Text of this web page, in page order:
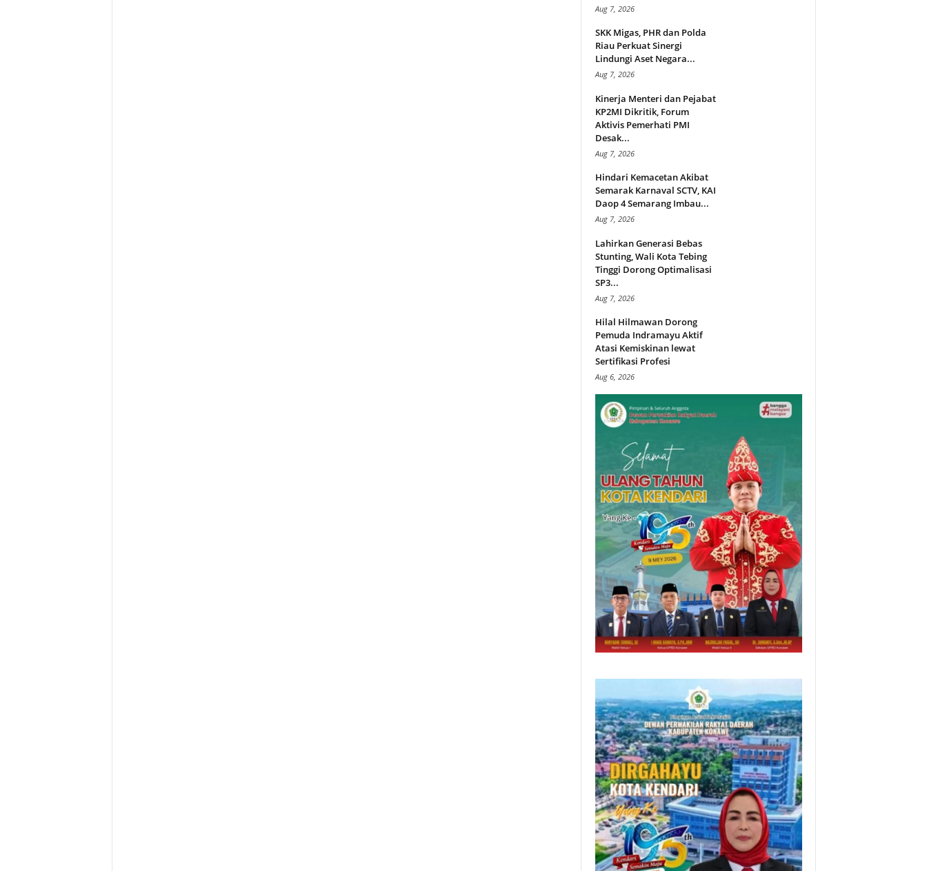
Aug 7, 2026
SKK Migas, PHR dan Polda
Riau Perkuat Sinergi
Lindungi Aset Negara...
Aug 7, 2026
Kinerja Menteri dan Pejabat
KP2MI Dikritik, Forum
Aktivis Pemerhati PMI
Desak...
Aug 7, 2026
Hindari Kemacetan Akibat
Semarak Karnaval SCTV, KAI
Daop 4 Semarang Imbau...
Aug 7, 2026
Lahirkan Generasi Bebas
Stunting, Wali Kota Tebing
Tinggi Dorong Optimalisasi
SP3...
Aug 7, 2026
Hilal Hilmawan Dorong
Pemuda Indramayu Aktif
Atasi Kemiskinan lewat
Sertifikasi Profesi
Aug 6, 2026